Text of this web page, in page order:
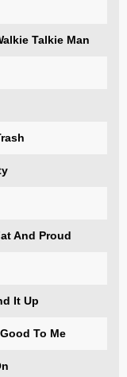
Talkie Man
And Proud
It Up
To Me